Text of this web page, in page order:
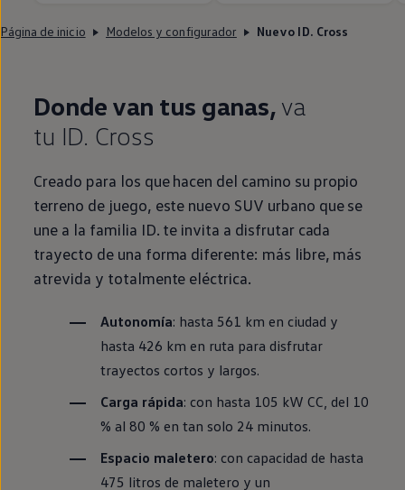
Página de inicio Modelos y configurador Nuevo ID. Cross
Donde van tus ganas, va
tu ID. Cross
Creado para los que hacen del camino su propio
terreno de juego, este nuevo SUV urbano que se
une a la familia ID. te invita a disfrutar cada
trayecto de una forma diferente: más libre, más
atrevida y totalmente eléctrica.
Autonomía: hasta 561 km en ciudad y
hasta 426 km en ruta para disfrutar
trayectos cortos y largos.
Carga rápida: con hasta 105 kW CC, del 10
% al 80 % en tan solo 24 minutos.
Espacio maletero: con capacidad de hasta
475 litros de maletero y un